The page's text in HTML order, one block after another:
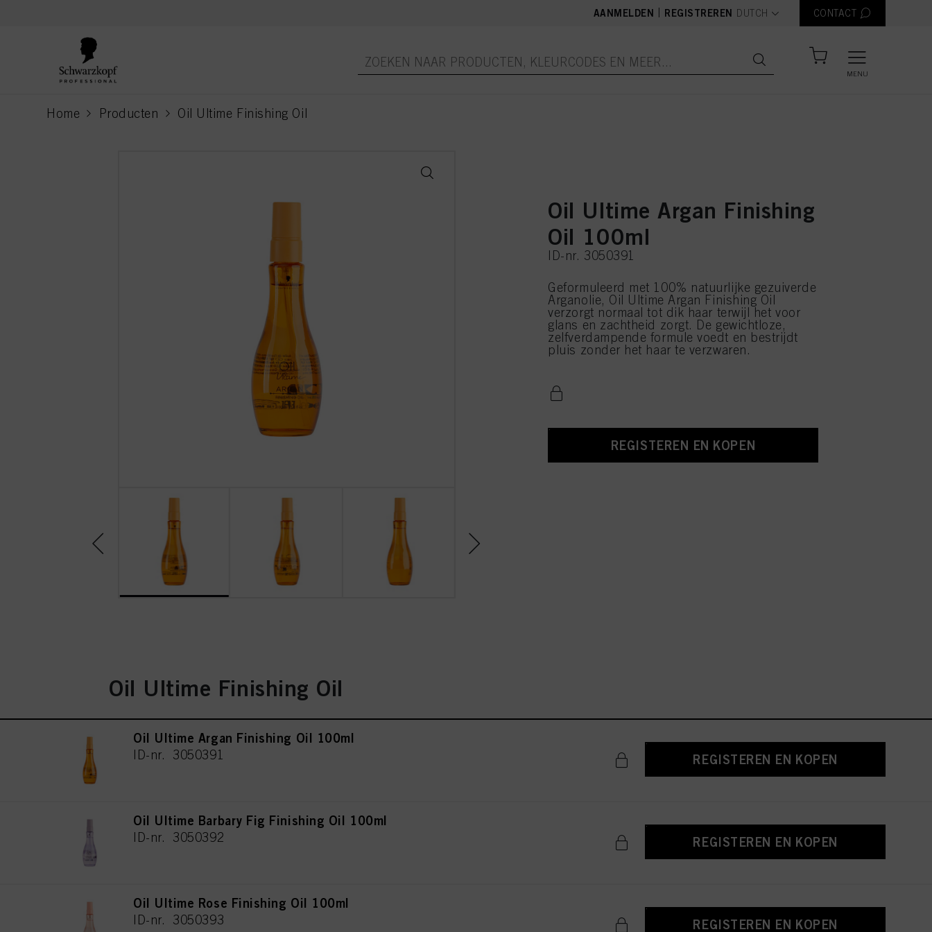
AANMELDEN REGISTREREN text.language
DUTCH CONTACT
MENU
Home Producten Oil Ultime Finishing Oil
current page
Oil Ultime Argan Finishing
Oil 100ml
ID-nr. 3050391
Geformuleerd met 100% natuurlijke gezuiverde
Arganolie, Oil Ultime Argan Finishing Oil
verzorgt normaal tot dik haar terwijl het voor
glans en zachtheid zorgt. De gewichtloze,
zelfverdampende formule voedt en bestrijdt
pluis zonder het haar te verzwaren.
REGISTEREN EN KOPEN
Oil Ultime Finishing Oil
Oil Ultime Argan Finishing Oil 100ml
ID-nr. 3050391 REGISTEREN EN KOPEN
Oil Ultime Barbary Fig Finishing Oil 100ml
ID-nr. 3050392 REGISTEREN EN KOPEN
Oil Ultime Rose Finishing Oil 100ml
ID-nr. 3050393 REGISTEREN EN KOPEN